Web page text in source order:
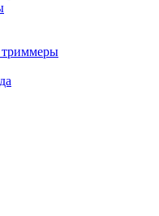
снятия катышков
и обуви
вентиляторы